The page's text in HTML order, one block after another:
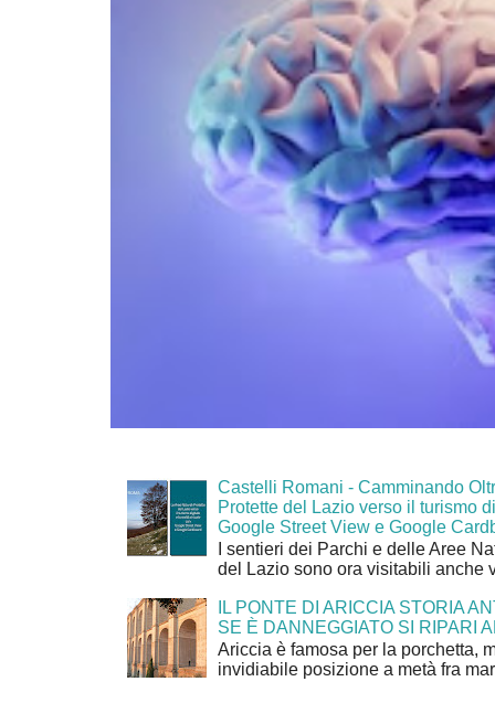
Castelli Romani - Camminando
Protette del Lazio verso il turismo
Google Street View e Google
I sentieri dei Parchi e delle Aree
del Lazio sono ora visitabili anche
IL PONTE DI ARICCIA STORIA
SE È DANNEGGIATO SI RIPARI
Ariccia è famosa per la porchetta,
invidiabile posizione a metà fra